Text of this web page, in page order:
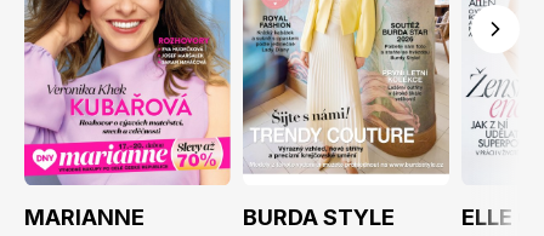
MARIANNE
BURDA STYLE
ELLE